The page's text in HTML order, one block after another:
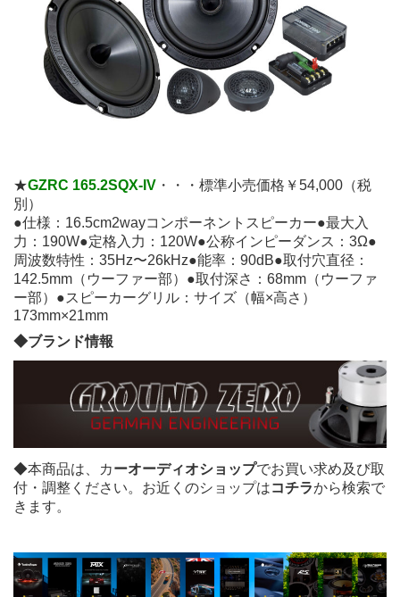
★GZRC 165.2SQX-IV ・・・標準小売価格￥54,000（税
別）
●仕様：16.5cm2wayコンポーネントスピーカー●最大入
力：190W●定格入力：120W●公称インピーダンス：3Ω●
周波数特性：35Hz〜26kHz●能率：90dB●取付穴直径：
142.5mm（ウーファー部）●取付深さ：68mm（ウーファ
ー部）●スピーカーグリル：サイズ（幅×高さ）
173mm×21mm
◆ブランド情報
◆本商品は、カーオーディオショップでお買い求め及び取
付・調整ください。 お近くのショップはコチラから検索で
きます。